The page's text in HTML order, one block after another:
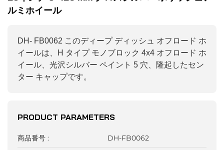
ルミホイール
DH- FB0062 このディープ ディッシュ オフロード ホ
イールは、H タイプ モノブロック 4x4 オフロード ホ
イール、光沢シルバー ペイント 5 穴、隆起したセン
ター キャップです。
PRODUCT PARAMETERS
商品番号 : DH-FB0062